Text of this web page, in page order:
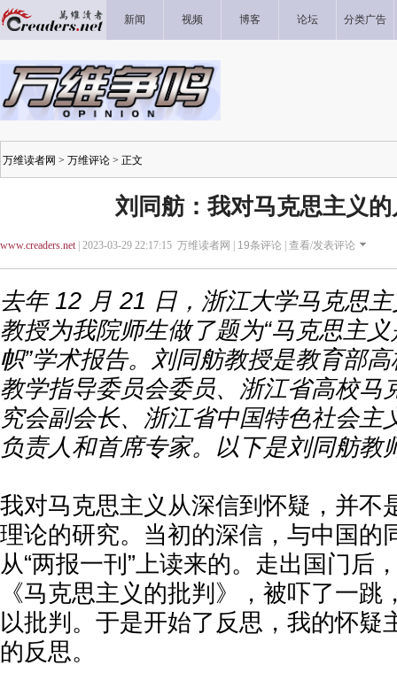
新闻 视频 博客 论坛 分类广告
万维读者网 > 万维评论 > 正文
刘同舫：我对马克思主义
www.creaders.net| 2023-03-29 22:17:15 万维读者网 | 19条评论 | 查看/发表评论
去年 12 月 21 日，浙江大学马克思
教授为我院师生做了题为“马克思主
帜”学术报告。刘同舫教授是教育部
教学指导委员会委员、浙江省高校马
究会副会长、浙江省中国特色社会主
负责人和首席专家。以下是刘同舫教
我对马克思主义从深信到怀疑，并不
理论的研究。当初的深信，与中国的
从“两报一刊”上读来的。走出国门后
《马克思主义的批判》，被吓了一
以批判。于是开始了反思，我的怀疑
的反思。